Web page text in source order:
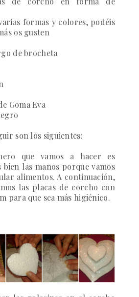
formas y colores, podéis
os gusten
de brocheta
Goma Eva
son los siguientes:
que vamos a hacer es
bien las manos porque vamos
alimentos. A continuación,
las placas de corcho con
para que sea más higiénico.